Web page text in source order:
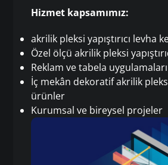
Hizmet kapsamımız:
akrilik pleksi yapıştırıcı levha
Özel ölçü akrilik pleksi
Reklam ve tabela uygulamaları
İç mekân dekoratif akrilik pleksi
ürünler
Kurumsal ve bireysel projeler